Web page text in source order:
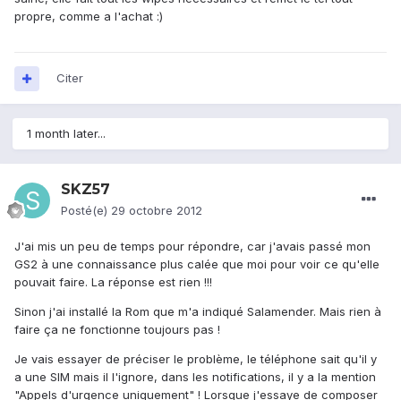
propre, comme a l'achat :)
Citer
1 month later...
SKZ57
Posté(e) 29 octobre 2012
J'ai mis un peu de temps pour répondre, car j'avais passé mon
GS2 à une connaissance plus calée que moi pour voir ce qu'elle
pouvait faire. La réponse est rien !!!
Sinon j'ai installé la Rom que m'a indiqué Salamender. Mais rien à
faire ça ne fonctionne toujours pas !
Je vais essayer de préciser le problème, le téléphone sait qu'il y
a une SIM mais il l'ignore, dans les notifications, il y a la mention
"Appels d'urgence uniquement" ! Lorsque j'essaye de composer